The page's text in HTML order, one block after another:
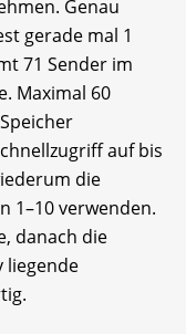
Genau
gerade mal 1
71 Sender im
Maximal 60
auf bis
die
1–10 verwenden.
danach die
liegende